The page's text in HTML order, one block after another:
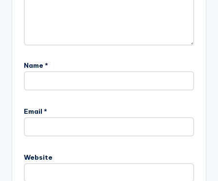
Name *
Email *
Website